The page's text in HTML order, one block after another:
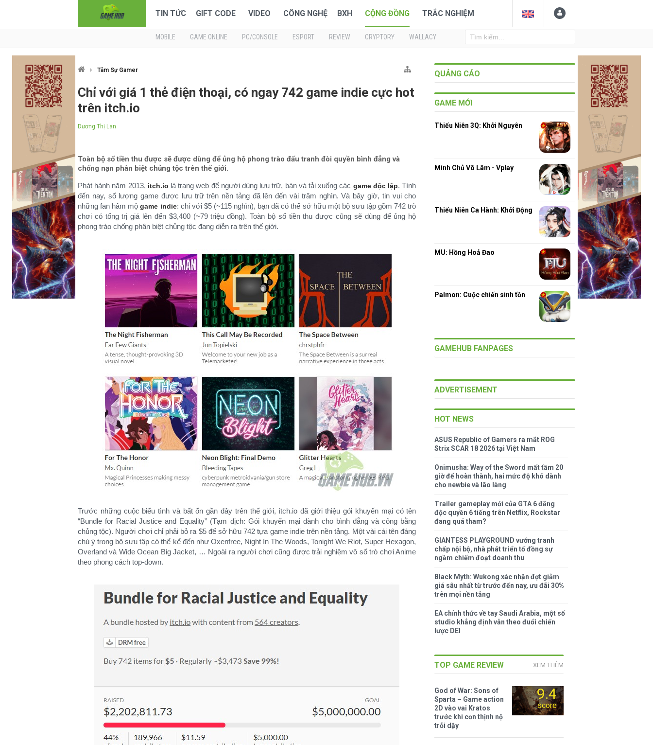
TIN TỨC GIFT CODE VIDEO CÔNG NGHỆ BXH CỘNG ĐỒNG TRẮC NGHIỆM
MOBILE GAME ONLINE PC/CONSOLE ESPORT REVIEW CRYPTORY WALLACY
Tâm Sự Gamer
Chỉ với giá 1 thẻ điện thoại, có ngay 742 game indie cực hot
trên itch.io
Dương Thị Lan
Toàn bộ số tiền thu được sẽ được dùng để ủng hộ phong trào đấu tranh đòi quyền bình đẳng và
chống nạn phân biệt chủng tộc trên thế giới.
Phát hành năm 2013, itch.io là trang web để người dùng lưu trữ, bán và tải xuống các game độc lập. Tính
đến nay, số lượng game được lưu trữ trên nền tảng đã lên đến vài trăm nghìn. Và bây giờ, tin vui cho
những fan hâm mộgame indie: chỉ với $5 (~115 nghìn), bạn đã có thể sở hữu một bộ sưu tập gồm 742 trò
chơi có tổng trị giá lên đến $3,400 (~79 triệu đồng). Toàn bộ số tiền thu được cũng sẽ dùng để ủng hộ
phong trào chống phân biệt chủng tộc đang diễn ra trên thế giới.
Trước những cuộc biểu tình và bất ổn gần đây trên thế giới, itch.io đã giới thiệu gói khuyến mại có tên
“Bundle for Racial Justice and Equality” (Tạm dịch: Gói khuyến mại dành cho bình đẳng và công bằng
chủng tộc). Người chơi chỉ phải bỏ ra $5 để sở hữu 742 tựa game indie trên nền tảng. Một vài cái tên đáng
chú ý trong bộ sưu tập có thể kể đến như Oxenfree, Night In The Woods, Tonight We Riot, Super Hexagon,
Overland và Wide Ocean Big Jacket, … Ngoài ra người chơi cũng được trải nghiệm vô số trò chơi Anime
theo phong cách top-down.
QUẢNG CÁO
GAME MỚI
Thiếu Niên 3Q: Khởi Nguyên
Minh Chủ Võ Lâm - Vplay
Thiếu Niên Ca Hành: Khởi Động
MU: Hồng Hoả Đao
Palmon: Cuộc chiến sinh tồn
GAMEHUB FANPAGES
ADVERTISEMENT
HOT NEWS
ASUS Republic of Gamers ra mắt ROG
Strix SCAR 18 2026 tại Việt Nam
Onimusha: Way of the Sword mất tầm 20
giờ để hoàn thành, hai mức độ khó dành
cho newbie và lão làng
Trailer gameplay mới của GTA 6 đăng
độc quyền 6 tiếng trên Netflix, Rockstar
đang quá tham?
GIANTESS PLAYGROUND vướng tranh
chấp nội bộ, nhà phát triển tố đồng sự
ngầm chiếm đoạt doanh thu
Black Myth: Wukong xác nhận đợt giảm
giá sâu nhất từ trước đến nay, ưu đãi 30%
trên mọi nền tảng
EA chính thức về tay Saudi Arabia, một số
studio khẳng định vẫn theo đuổi chiến
lược DEI
TOP GAME REVIEW XEM THÊM
9.4
score
God of War: Sons of
Sparta – Game action
2D vào vai Kratos
trước khi cơn thịnh nộ
trỗi dậy